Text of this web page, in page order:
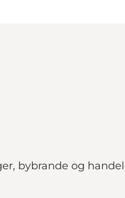
bybrande og